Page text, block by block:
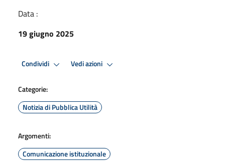
Data :
19 giugno 2025
Condividi Vedi azioni
Categorie:
Notizia di Pubblica Utilità
Argomenti:
Comunicazione istituzionale